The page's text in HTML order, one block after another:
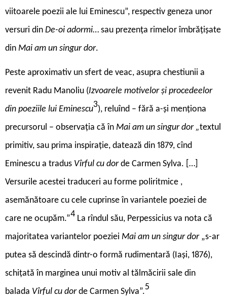
viitoarele poezii ale lui Eminescu”, respectiv geneza unor
versuri din De-oi adormi… sau prezența rimelor îmbrățișate
din Mai am un singur dor.
Peste aproximativ un sfert de veac, asupra chestiunii a
revenit Radu Manoliu (Izvoarele motivelor și procedeelor
din poeziile lui Eminescu3), reluînd – fără a-și menționa
precursorul – observația că în Mai am un singur dor „textul
primitiv, sau prima inspirație, datează din 1879, cînd
Eminescu a tradus Vîrful cu dorde Carmen Sylva. […]
Versurile acestei traduceri au forme poliritmice ,
asemănătoare cu cele cuprinse în variantele poeziei de
care ne ocupăm.”4 La rîndul său, Perpessicius va nota că
majoritatea variantelor poeziei Mai am un singur dor„s-ar
putea să descindă dintr-o formă rudimentară (Iași, 1876),
schițată în marginea unui motiv al tălmăcirii sale din
balada Vîrful cu dorde Carmen Sylva”.5